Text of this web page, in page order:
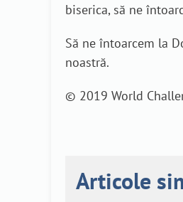
biserica, să ne
Să ne întoarcem la
noastră.
© 2019 World
Articole